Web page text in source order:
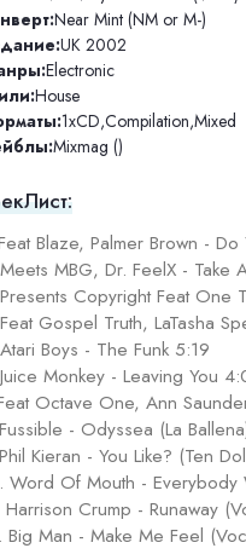
Near Mint (NM or M-)
UK 2002
Electronic
House
1xCD,Compilation,Mixed
Mixmag ()
Blaze, Palmer Brown -
MBG, Dr. FeelX - Take
Copyright Feat One
Gospel Truth, LaTasha
Boys - The Funk 5:19
Monkey - Leaving You
Octave One, Ann
- Odyssea (La
Kieran - You Like? (Ten
Word Of Mouth - Everybody
Harrison Crump - Runaway
Big Man - Make Me Feel